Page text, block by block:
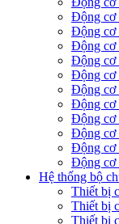
Động cơ
Động cơ
Động cơ
Động cơ
Động cơ
Động cơ
Động cơ
Động cơ
Động cơ
Động cơ
Động cơ
Hệ thống bộ
Thiết bị
Thiết bị
Thiết bị